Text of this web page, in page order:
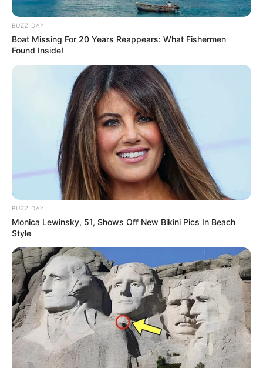
BUZZ DAY
Boat Missing For 20 Years Reappears: What Fishermen
Found Inside!
BUZZ DAY
Monica Lewinsky, 51, Shows Off New Bikini Pics In Beach
Style